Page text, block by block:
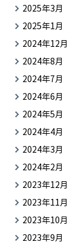
2025年3月
2025年1月
2024年12月
2024年8月
2024年7月
2024年6月
2024年5月
2024年4月
2024年3月
2024年2月
2023年12月
2023年11月
2023年10月
2023年9月